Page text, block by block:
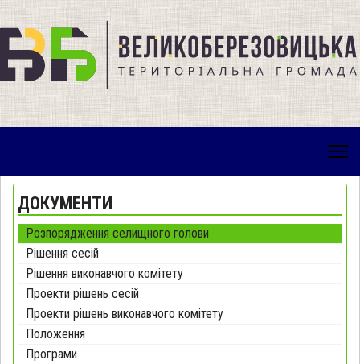
ДОКУМЕНТИ
Розпорядження селищного голови
Рішення сесій
Рішення виконавчого комітету
Проекти рішень сесій
Проекти рішень виконавчого комітету
Положення
Програми